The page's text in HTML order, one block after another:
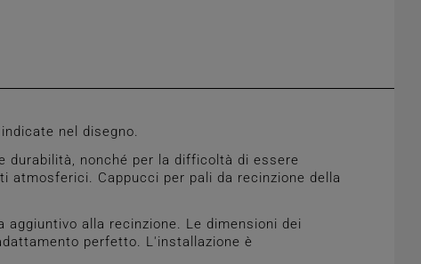
nel disegno.
durabilità, nonché per la difficoltà di essere
atmosferici. Cappucci per pali da recinzione della
aggiuntivo alla recinzione. Le dimensioni dei
perfetto. L'installazione è